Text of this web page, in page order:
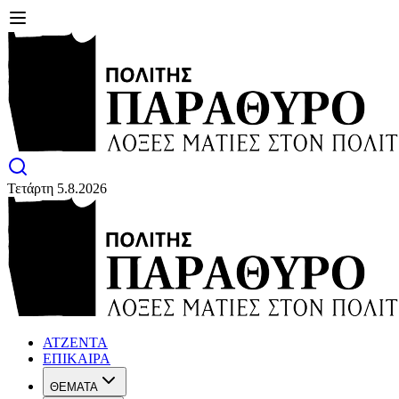
Τετάρτη 5.8.2026
ΑΤΖΕΝΤΑ
ΕΠΙΚΑΙΡΑ
ΘΕΜΑΤΑ